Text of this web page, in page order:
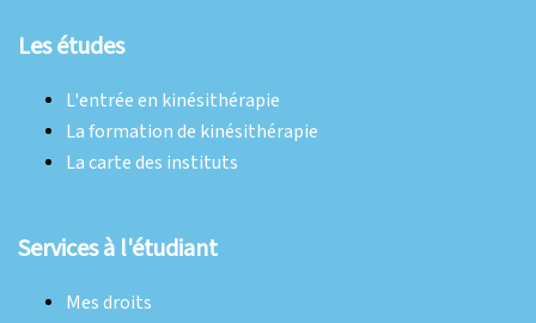
Les études
L'entrée en kinésithérapie
La formation de kinésithérapie
La carte des instituts
Services à l'étudiant
Mes droits